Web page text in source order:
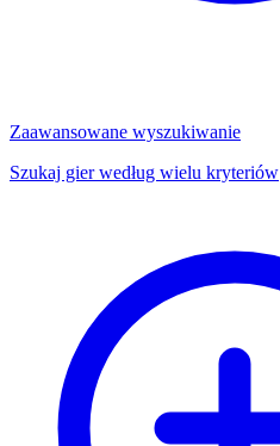
Zaawansowane wyszukiwanie
Szukaj gier według wielu kryteriów